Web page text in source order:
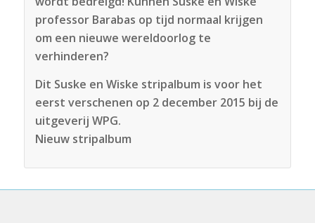
professor Barabas op tijd normaal krijgen
om een nieuwe wereldoorlog te
verhinderen?
Dit Suske en Wiske stripalbum is voor het
eerst verschenen op 2 december 2015 bij de
uitgeverij WPG.
Nieuw stripalbum